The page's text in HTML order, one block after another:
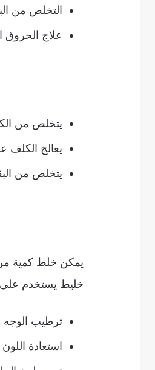
التخلص من
علاج الحروق
يتخلص من
يعالج الكلف
يتخلص من
يمكن خلط كمية من
خليط يستخدم على
ترطيب الوجه
استعادة